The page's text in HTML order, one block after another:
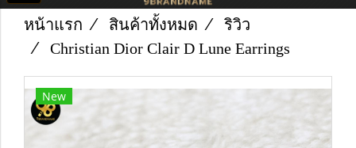
หน้าแรก สินค้าทั้งหมด
ริวิว
Christian Dior Clair D Lune Earrings
New